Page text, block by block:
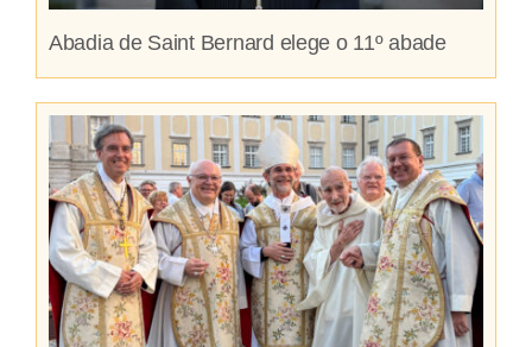
Abadia de Saint Bernard elege o 11º abade